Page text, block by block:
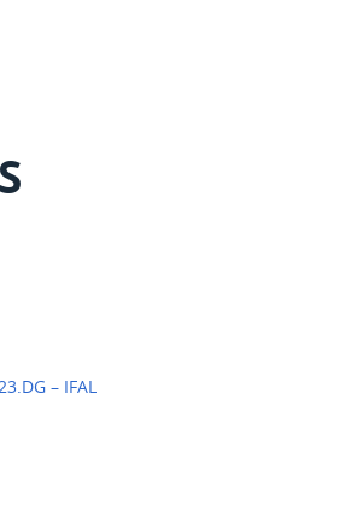
– IFAL